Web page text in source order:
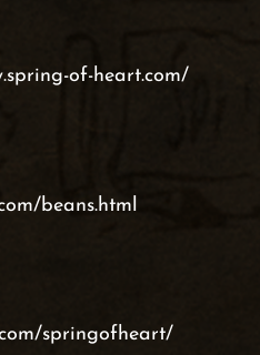
of-heart.com/
beans.html
springofheart/